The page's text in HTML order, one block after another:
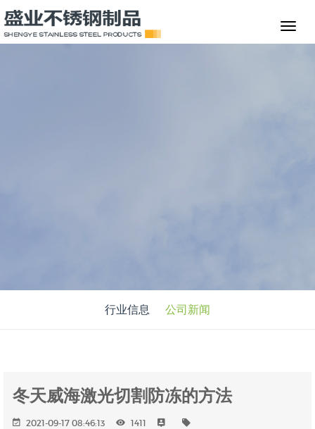
行业信息 公司新闻
冬天威海激光切割防冻的方法
2021-09-17 08:46:13 1411